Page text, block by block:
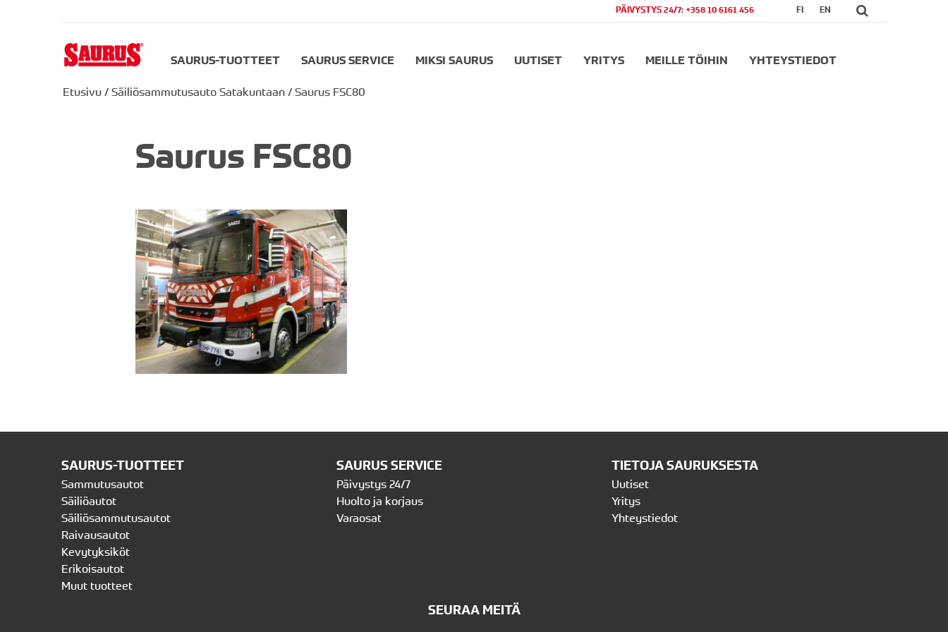
FI EN
PÄIVYSTYS 24/7: +358 10 6161 456
SAURUS-TUOTTEET SAURUS SERVICE MIKSI SAURUS UUTISET YRITYS MEILLE TÖIHIN YHTEYSTIEDOT
Etusivu / Säiliösammutusauto Satakuntaan / Saurus FSC80
Saurus FSC80
SAURUS-TUOTTEET
Sammutusautot
Säiliöautot
Säiliösammutusautot
Raivausautot
Kevytyksiköt
Erikoisautot
Muut tuotteet
SAURUS SERVICE
Päivystys 24/7
Huolto ja korjaus
Varaosat
TIETOJA SAURUKSESTA
Uutiset
Yritys
Yhteystiedot
SEURAA MEITÄ